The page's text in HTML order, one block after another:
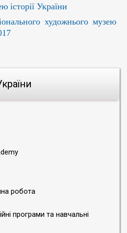
робота
програми та навчальні
історії України
художнього музею